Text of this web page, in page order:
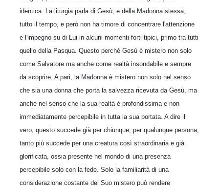
identica. La liturgia parla di Gesù, e della Madonna stessa,
tutto il tempo, e però non ha timore di concentrare l'attenzione
e l'impegno su di Lui in alcuni momenti forti tipici, primo tra tutti
quello della Pasqua. Questo perché Gesù è mistero non solo
come Salvatore ma anche come realtà insondabile e sempre
da scoprire. A pari, la Madonna è mistero non solo nel senso
che sia una donna che porta la salvezza ricevuta da Gesù, ma
anche nel senso che la sua realtà è profondissima e non
immediatamente percepibile in tutta la sua portata. A dire il
vero, questo succede già per chiunque, per qualunque persona;
tanto più succede per una creatura così straordinaria e già
glorificata, ossia presente nel mondo di una presenza
percepibile solo con la fede. Solo la familiarità di una
considerazione costante del Suo mistero può rendere